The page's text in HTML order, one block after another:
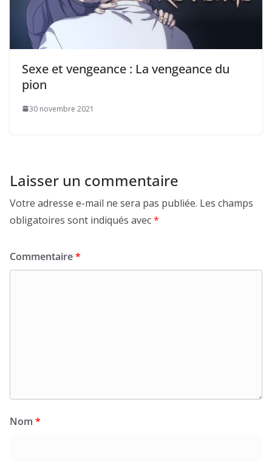
Sexe et vengeance : La vengeance du
pion
30 novembre 2021
Laisser un commentaire
Votre adresse e-mail ne sera pas publiée. Les champs
obligatoires sont indiqués avec*
Commentaire*
Nom *